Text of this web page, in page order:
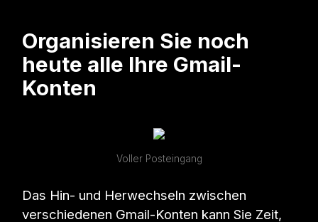
Organisieren Sie noch
heute alle Ihre Gmail-
Konten
Voller Posteingang
Das Hin- und Herwechseln zwischen
verschiedenen Gmail-Konten kann Sie Zeit,